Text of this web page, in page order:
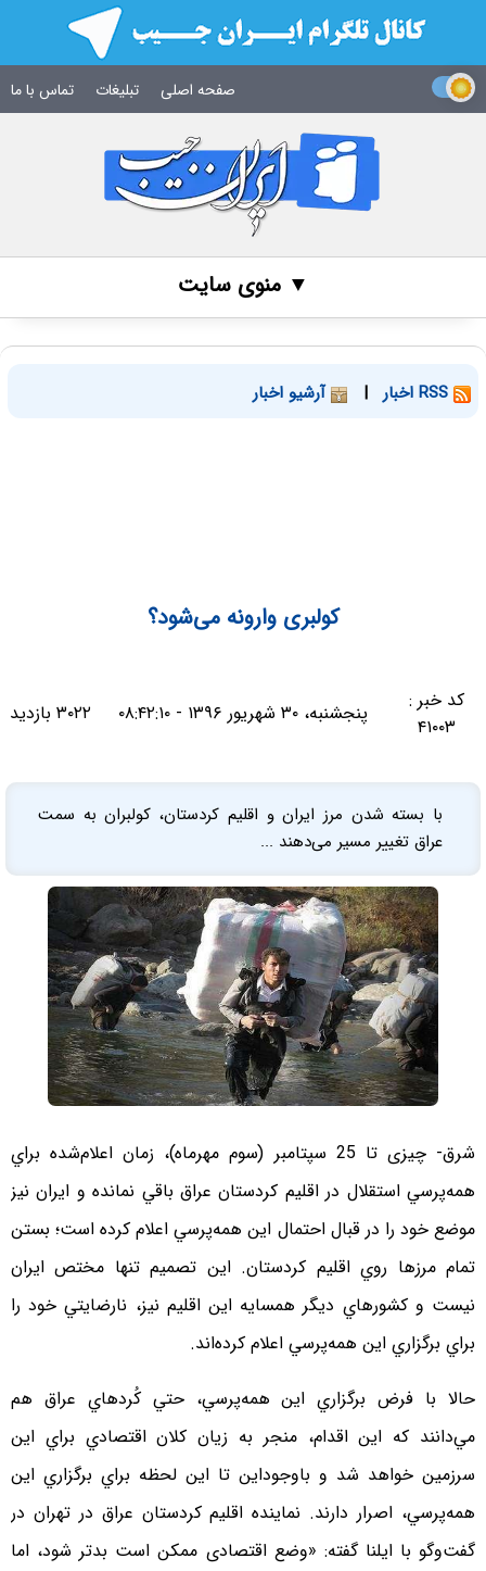
صفحه اصلی تبلیغات تماس با ما
▼ منوی سایت
| آرشیو اخبار
کولبری وارونه می‌شود؟
کد خبر :
۴۱۰۰۳
پنجشنبه، ۳۰ شهریور ۱۳۹۶ - ۰۸:۴۲:۱۰ ۳۰۲۲ بازدید
با بسته شدن مرز ایران و اقلیم کردستان، کولبران به سمت
عراق تغییر مسیر می‌دهند ...
شرق- چيزی تا 25 سپتامبر (سوم مهرماه)، زمان اعلام‌شده براي
همه‌پرسي استقلال در اقليم كردستان عراق باقي نمانده و ايران نيز
موضع خود را در قبال احتمال اين همه‌پرسي اعلام كرده است؛ بستن
تمام مرزها روي اقليم كردستان. اين تصميم تنها مختص ايران
نيست و كشورهاي ديگر همسايه اين اقليم نيز، نارضايتي خود را
براي برگزاري اين همه‌پرسي اعلام كرده‌اند.
حالا با فرض برگزاري اين همه‌پرسي، حتي كُردهاي عراق هم
مي‌دانند كه اين اقدام، منجر به زيان كلان اقتصادي براي اين
سرزمين خواهد شد و باوجوداين تا اين لحظه براي برگزاري اين
همه‌پرسي، اصرار دارند. نماینده اقلیم کردستان عراق در تهران در
گفت‌وگو با ايلنا گفته: «وضع اقتصادی ممکن است بدتر شود، اما